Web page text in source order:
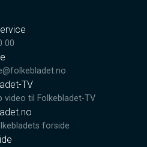
00
TV
video til Folkebladet-TV
forside